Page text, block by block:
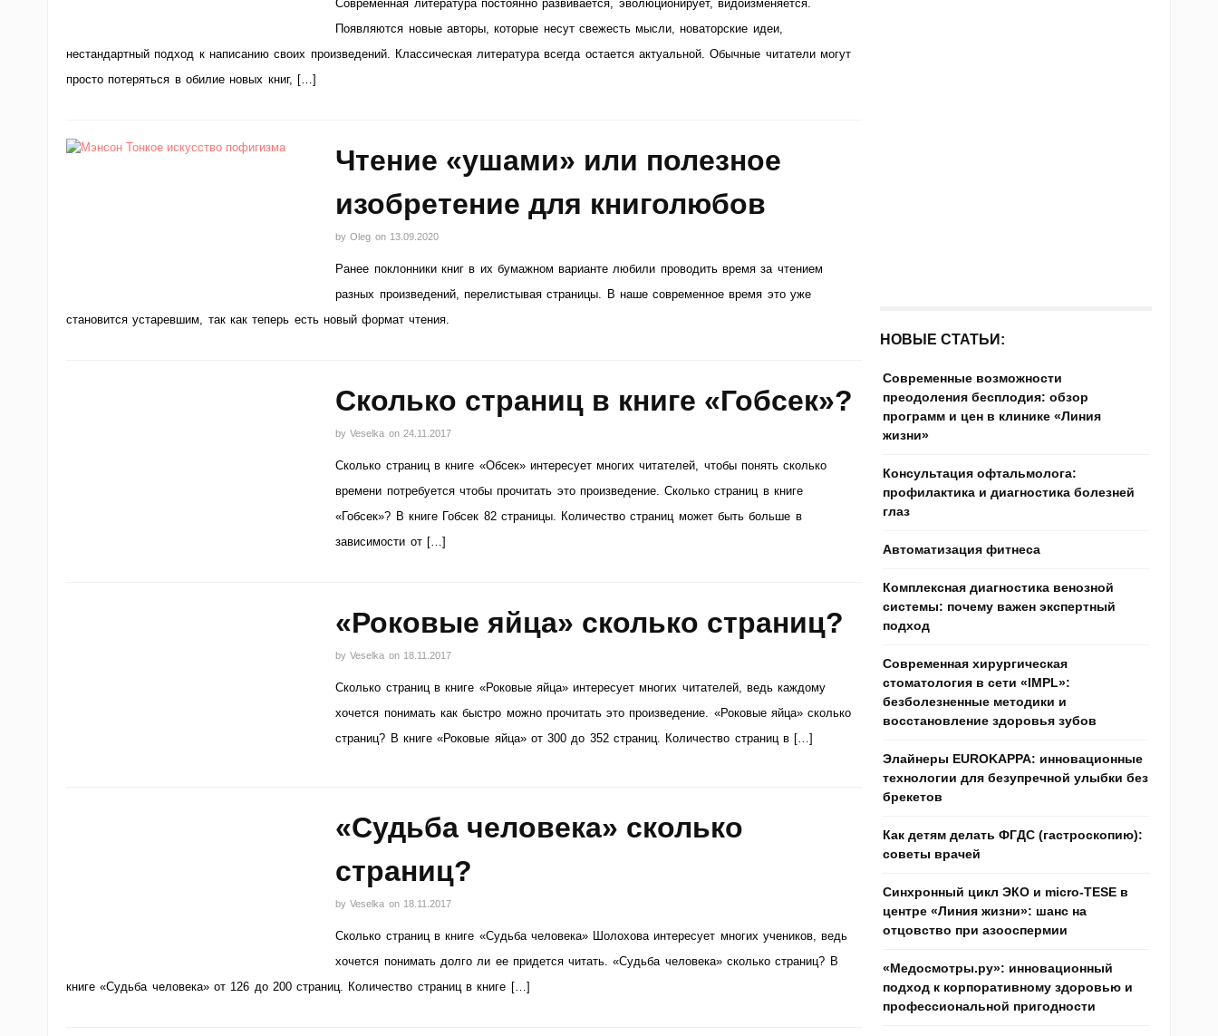
Современная литература постоянно развивается, эволюционирует, видоизменяется.
Появляются новые авторы, которые несут свежесть мысли, новаторские идеи,
нестандартный подход к написанию своих произведений. Классическая литература всегда остается актуальной. Обычные читатели могут
просто потеряться в обилие новых книг, […]
Чтение «ушами» или полезное
изобретение для книголюбов
byOleg on 13.09.2020
Ранее поклонники книг в их бумажном варианте любили проводить время за чтением
разных произведений, перелистывая страницы. В наше современное время это уже
становится устаревшим, так как теперь есть новый формат чтения.
Сколько страниц в книге «Гобсек»?
byVeselka on 24.11.2017
Сколько страниц в книге «Обсек» интересует многих читателей, чтобы понять сколько
времени потребуется чтобы прочитать это произведение. Сколько страниц в книге
«Гобсек»? В книге Гобсек 82 страницы. Количество страниц может быть больше в
зависимости от […]
«Роковые яйца» сколько страниц?
byVeselka on 18.11.2017
Сколько страниц в книге «Роковые яйца» интересует многих читателей, ведь каждому
хочется понимать как быстро можно прочитать это произведение. «Роковые яйца» сколько
страниц? В книге «Роковые яйца» от 300 до 352 страниц. Количество страниц в […]
«Судьба человека» сколько
страниц?
byVeselka on 18.11.2017
Сколько страниц в книге «Судьба человека» Шолохова интересует многих учеников, ведь
хочется понимать долго ли ее придется читать. «Судьба человека» сколько страниц? В
книге «Судьба человека» от 126 до 200 страниц. Количество страниц в книге […]
НОВЫЕ СТАТЬИ:
Современные возможности
преодоления бесплодия: обзор
программ и цен в клинике «Линия
жизни»
Консультация офтальмолога:
профилактика и диагностика болезней
глаз
Автоматизация фитнеса
Комплексная диагностика венозной
системы: почему важен экспертный
подход
Современная хирургическая
стоматология в сети «IMPL»:
безболезненные методики и
восстановление здоровья зубов
Элайнеры EUROKAPPA: инновационные
технологии для безупречной улыбки без
брекетов
Как детям делать ФГДС (гастроскопию):
советы врачей
Синхронный цикл ЭКО и micro-TESE в
центре «Линия жизни»: шанс на
отцовство при азооспермии
«Медосмотры.ру»: инновационный
подход к корпоративному здоровью и
профессиональной пригодности